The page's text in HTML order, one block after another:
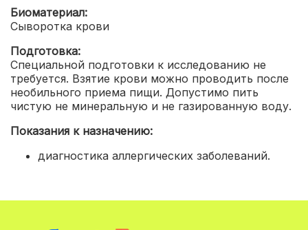
Биоматериал:
Сыворотка крови
Подготовка:
Специальной подготовки к исследованию не
требуется. Взятие крови можно проводить после
необильного приема пищи. Допустимо пить
чистую не минеральную и не газированную воду.
Показания к назначению:
диагностика аллергических заболеваний.